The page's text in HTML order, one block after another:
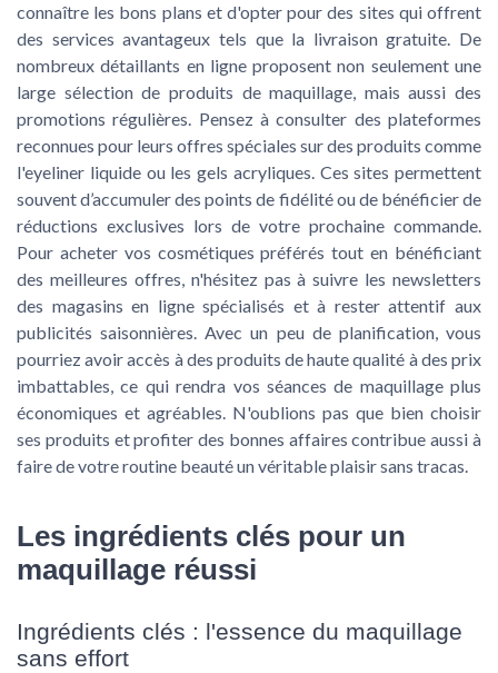
connaître les bons plans et d'opter pour des sites qui offrent
des services avantageux tels que la livraison gratuite. De
nombreux détaillants en ligne proposent non seulement une
large sélection de produits de maquillage, mais aussi des
promotions régulières. Pensez à consulter des plateformes
reconnues pour leurs offres spéciales sur des produits comme
l'eyeliner liquide ou les gels acryliques. Ces sites permettent
souvent d’accumuler des points de fidélité ou de bénéficier de
réductions exclusives lors de votre prochaine commande.
Pour acheter vos cosmétiques préférés tout en bénéficiant
des meilleures offres, n'hésitez pas à suivre les newsletters
des magasins en ligne spécialisés et à rester attentif aux
publicités saisonnières. Avec un peu de planification, vous
pourriez avoir accès à des produits de haute qualité à des prix
imbattables, ce qui rendra vos séances de maquillage plus
économiques et agréables. N'oublions pas que bien choisir
ses produits et profiter des bonnes affaires contribue aussi à
faire de votre routine beauté un véritable plaisir sans tracas.
Les ingrédients clés pour un
maquillage réussi
Ingrédients clés : l'essence du maquillage
sans effort